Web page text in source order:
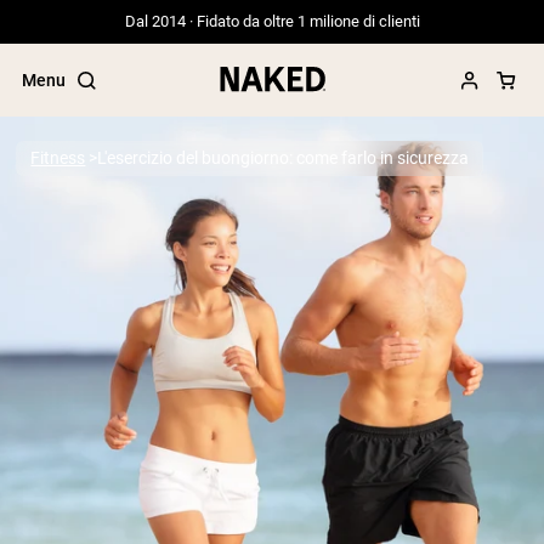
Dal 2014 · Fidato da oltre 1 milione di clienti
Menu
Termini di ricerca popolari
”Overnight Oats“
”Vegan protein“
”Collagen“
”Micellar Casein“
PROTEIN POWDERS Best Seller
Proteina di piselli
Proteine del Siero di Latte da
Allevamento al Pascolo
Fitness L'esercizio del buongiorno: come farlo in sicurezza